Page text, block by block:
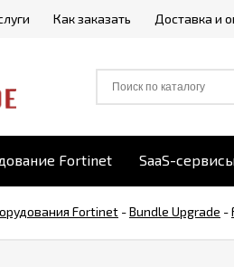
Как заказать Доставка и
Fortinet SaaS-
Fortinet -Bundle Upgrade -